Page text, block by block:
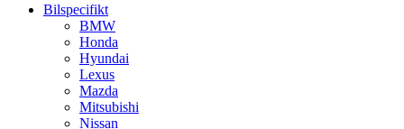
Bilspecifikt
BMW
Honda
Hyundai
Lexus
Mazda
Mitsubishi
Nissan